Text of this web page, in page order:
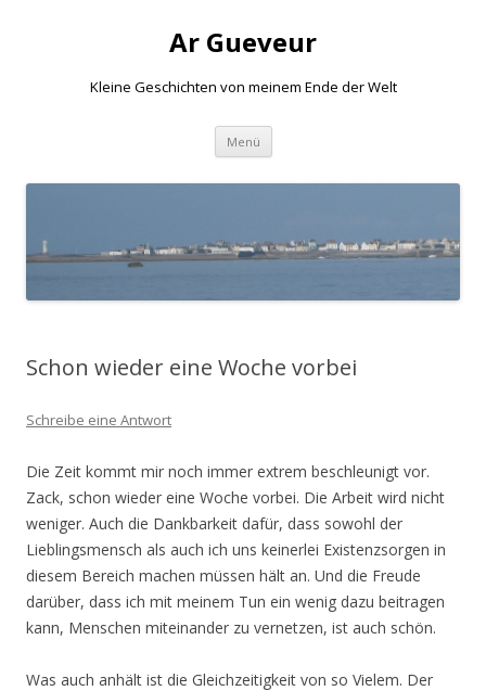
Ar Gueveur
Kleine Geschichten von meinem Ende der Welt
Menü Springe
Inhalt
Schon wieder eine Woche vorbei
Schreibe eine Antwort
Die Zeit kommt mir noch immer extrem beschleunigt vor.
Zack, schon wieder eine Woche vorbei. Die Arbeit wird nicht
weniger. Auch die Dankbarkeit dafür, dass sowohl der
Lieblingsmensch als auch ich uns keinerlei Existenzsorgen in
diesem Bereich machen müssen hält an. Und die Freude
darüber, dass ich mit meinem Tun ein wenig dazu beitragen
kann, Menschen miteinander zu vernetzen, ist auch schön.
Was auch anhält ist die Gleichzeitigkeit von so Vielem. Der